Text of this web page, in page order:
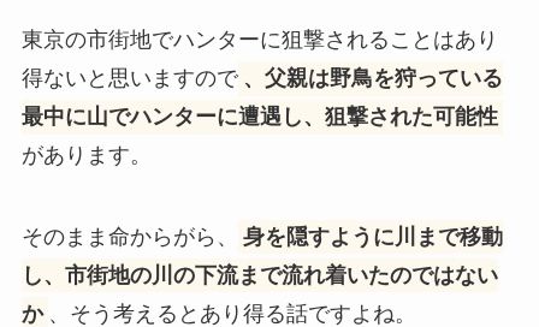
東京の市街地でハンターに狙撃されることはあり
得ないと思いますので 、父親は野鳥を狩っている
最中に山でハンターに遭遇し、狙撃された可能性
があります。
そのまま命からがら、
身を隠すように川まで移動
し、市街地の川の下流まで流れ着いたのではない
か 、そう考えるとあり得る話ですよね。